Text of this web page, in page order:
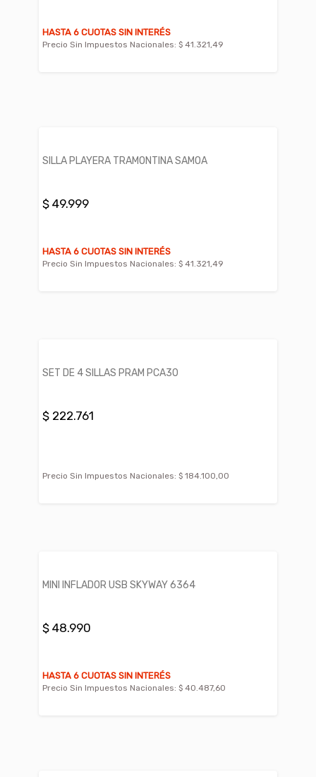
HASTA 6 CUOTAS SIN INTERÉS
Precio Sin Impuestos Nacionales: $ 41.321,49
SILLA PLAYERA TRAMONTINA SAMOA
$ 49.999
HASTA 6 CUOTAS SIN INTERÉS
Precio Sin Impuestos Nacionales: $ 41.321,49
SET DE 4 SILLAS PRAM PCA30
$ 222.761
Precio Sin Impuestos Nacionales: $ 184.100,00
MINI INFLADOR USB SKYWAY 6364
$ 48.990
HASTA 6 CUOTAS SIN INTERÉS
Precio Sin Impuestos Nacionales: $ 40.487,60